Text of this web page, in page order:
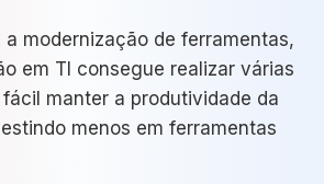
modernização de ferramentas,
em TI consegue realizar várias
manter a produtividade da
menos em ferramentas